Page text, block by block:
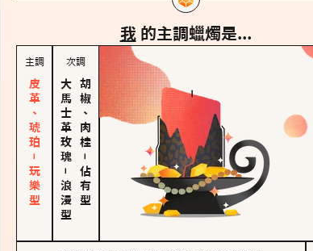
我 的主調蠟燭是...
主調
皮革、琥珀－玩樂型
次調
大馬士革玫瑰
－
浪漫型
胡椒、肉桂
－
佔有型